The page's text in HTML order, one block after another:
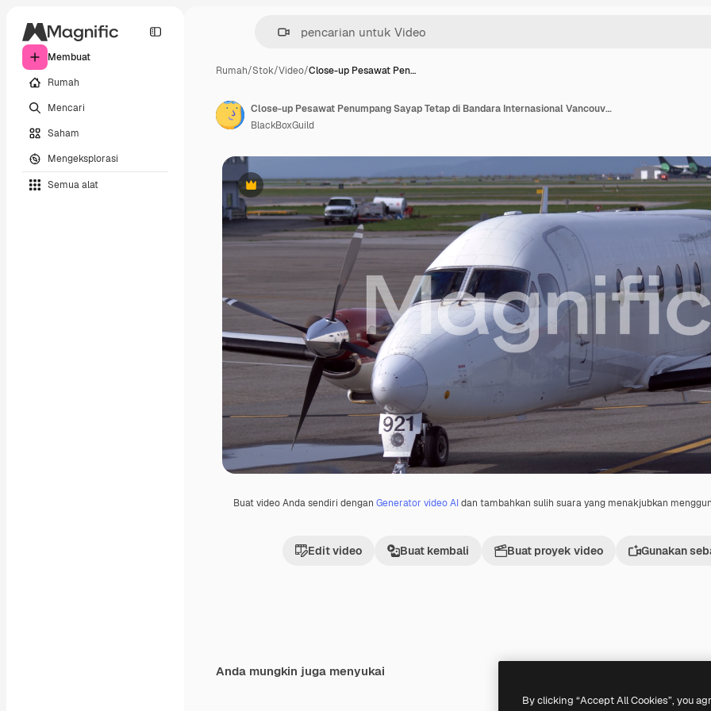
Membuat
Rumah
Mencari
Saham
Mengeksplorasi
Semua alat
Rumah/Stok/Video/Close-up Pesawat Pen…
Premium
Buat video Anda sendiri dengan Generator video AIdan tambahkan sulih suara yang menakjubkan
Edit video Buat kembali Buat proyek video Gunakan
Close-up Pesawat Penumpang Sayap Tetap di Bandara Internasional Vancouver, Kanada
BlackBoxGuild
Anda mungkin juga menyukai
By clicking “Accept All Cookies”, you